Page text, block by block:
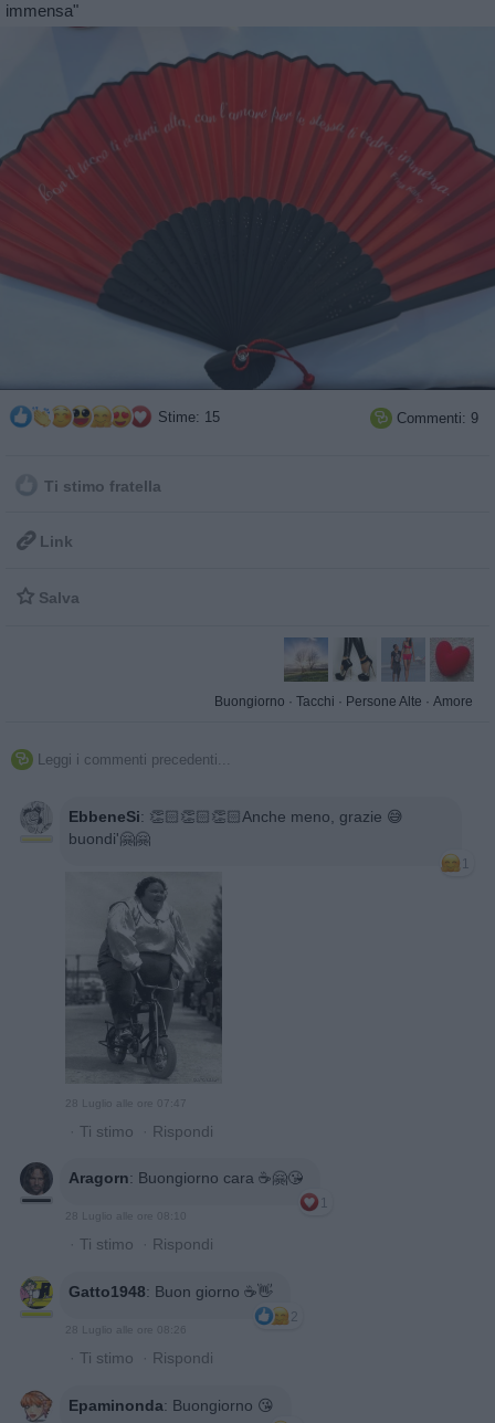
immensa"
Stime: 15  Commenti: 9
Ti stimo fratella
 Link
 Salva
Buongiorno · Tacchi · Persone Alte · Amore
 Leggi i commenti precedenti...
EbbeneSi: 👏🏻👏🏻👏🏻Anche meno, grazie 😅
buondi'🤗🤗
1
28 Luglio alle ore 07:47
· Ti stimo · Rispondi
Aragorn: Buongiorno cara ☕️🤗😘
1
· Ti stimo · Rispondi
Gatto1948: Buon giorno ☕👋
2
· Ti stimo · Rispondi
Epaminonda: Buongiorno 😘